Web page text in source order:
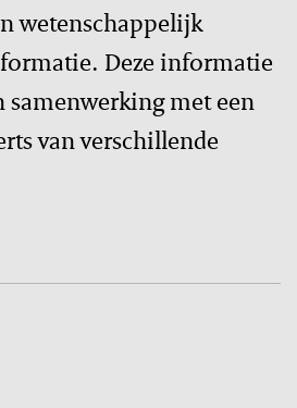
wetenschappelijk
Deze informatie
met een
van verschillende